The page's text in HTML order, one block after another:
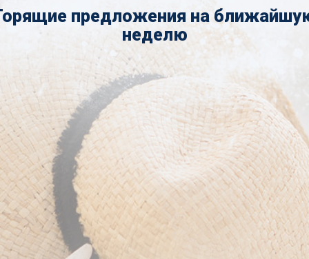
предложения на
неделю